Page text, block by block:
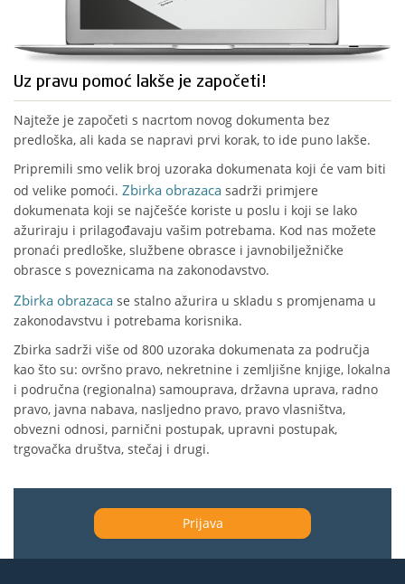
Uz pravu pomoć lakše je započeti!
Najteže je započeti s nacrtom novog dokumenta bez
predloška, ali kada se napravi prvi korak, to ide puno lakše.
Pripremili smo velik broj uzoraka dokumenata koji će vam biti
od velike pomoći. Zbirka obrazaca sadrži primjere
dokumenata koji se najčešće koriste u poslu i koji se lako
ažuriraju i prilagođavaju vašim potrebama. Kod nas možete
pronaći predloške, službene obrasce i javnobilježničke
obrasce s poveznicama na zakonodavstvo.
Zbirka obrazaca se stalno ažurira u skladu s promjenama u
zakonodavstvu i potrebama korisnika.
Zbirka sadrži više od 800 uzoraka dokumenata za područja
kao što su: ovršno pravo, nekretnine i zemljišne knjige, lokalna
i područna (regionalna) samouprava, državna uprava, radno
pravo, javna nabava, nasljedno pravo, pravo vlasništva,
obvezni odnosi, parnični postupak, upravni postupak,
trgovačka društva, stečaj i drugi.
Prijava